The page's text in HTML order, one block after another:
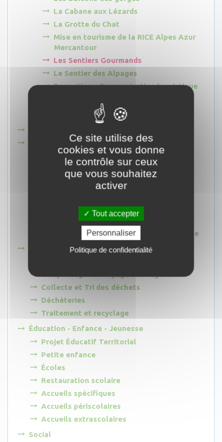
La Cabane aux Lézards
La Grotte du Chat
Mise en tourisme de la RICE Alpes Azur
Mercantour
Les Sentiers Gourmands
Le Sentier des Alpages
Promotion - Communication touristique
Programme Espace Valléen
Alpes d'Azur Tourisme
Développement Durable
Lutte contre la pollution lumineuse
Projet Alimentaire Territorial
Plan Climat Air Énergie Territorial
Gestion des milieux aquatiques
Mobilité durable
Projet Agro-environnemental et Climatique
Gestion des déchets
Collecte et Tri des déchets
Déchèteries
Traitement et recyclage
Éducation - Enfance - Jeunesse
Projet Éducatif Territorial
Petite enfance
Écoles
Restauration scolaire
Accueils spécifiques
Accueils périscolaires
Accueils extrascolaires
Social
Ce site utilise des
cookies et vous donne
le contrôle sur ceux
que vous souhaitez
activer
Tout accepter
Personnaliser
Politique de confidentialité